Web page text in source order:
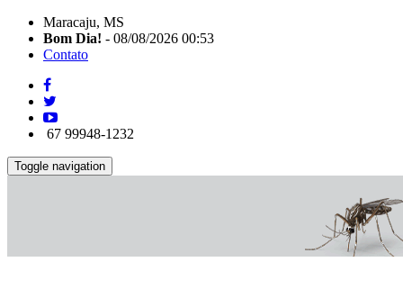
Maracaju, MS
Bom Dia! - 08/08/2026 00:53
Contato
67 99948-1232
Toggle navigation